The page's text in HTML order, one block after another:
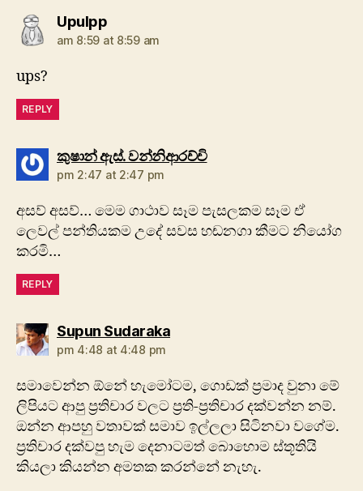
Upulppsays:
am 8:59 at 8:59 am
ups?
REPLY
කුෂාන් ඇස්. වන්නිආරච්චිsays:
pm 2:47 at 2:47 pm
අසව් අසව්… මෙම ගාථාව සෑම පැසලකම සෑම ඒ
ලෙවල් පන්තියකම උදේ සවස හඬනගා කීමට නියෝග
කරමි…
REPLY
Supun Sudarakasays:
pm 4:48 at 4:48 pm
සමාවෙන්න ඕනේ හැමෝටම, ගොඩක් ප්‍රමාද වුනා මේ
ලිපියට ආපු ප්‍රතිචාර වලට ප්‍රති-ප්‍රතිචාර දක්වන්න නම්.
ඔන්න ආපහු වතාවක් සමාව ඉල්ලලා සිටිනවා වගේම.
ප්‍රතිචාර දක්වපු හැම දෙනාටමත් බොහොම ස්තූතියි
කියලා කියන්න අමතක කරන්නේ නැහැ.